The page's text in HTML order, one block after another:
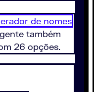
de nomes
também
26 opções.